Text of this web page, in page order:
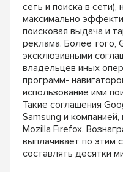
сеть и поиска в сети),
максимально эффек
поисковая выдача и
реклама. Более того,
эксклюзивными
владельцев иных
программ-­
использование ими
Такие соглашения
Samsung и
Mozilla Firefox.
выплачивает по этим
составлять десятки